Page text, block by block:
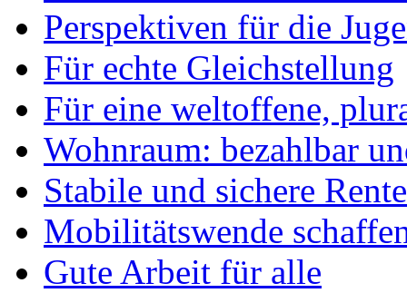
Perspektiven für die
Für echte Gleichstellung
Für eine weltoffene,
Wohnraum: bezahlbar
Stabile und sichere
Mobilitätswende
Gute Arbeit für alle